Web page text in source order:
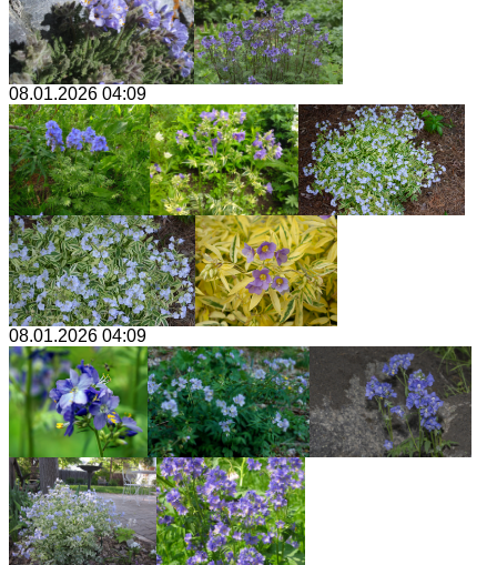
08.01.2026 04:09
08.01.2026 04:09